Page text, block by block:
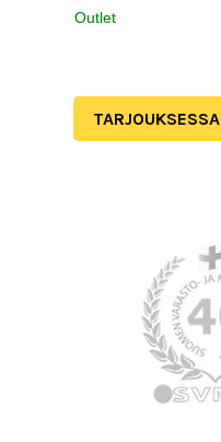
Outlet
TARJOUKSESSA